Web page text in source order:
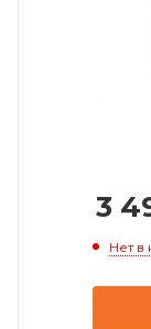
3
Нет в